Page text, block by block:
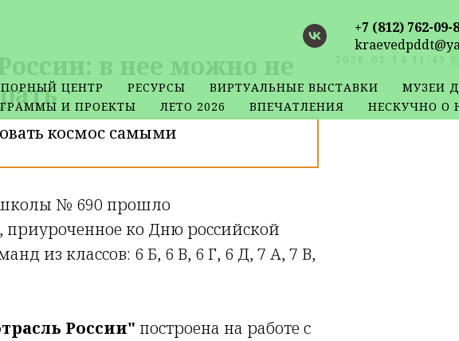
+7 (812) 762-09-
ЦЕНТР РЕСУРСЫ ВИРТУАЛЬНЫЕ ВЫСТАВКИ
МУЗЕИ
И ПРОЕКТЫ
ЛЕТО 2026 ВПЕЧАТЛЕНИЯ НЕСКУЧНО О
в нее можно не
космос самыми
школы № 690 прошло
ко Дню российской
из классов: 6 Б, 6 В, 6 Г, 6 Д, 7 А, 7 В,
России" построена на работе с
2026-02-14 11:49